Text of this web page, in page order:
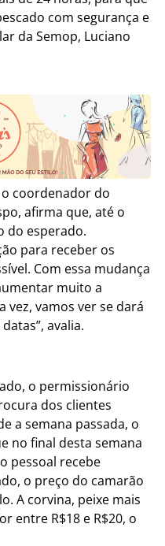
com segurança e
da Semop, Luciano
coordenador do
afirma que, até o
do esperado.
para receber os
Com essa mudança
muito a
vez, vamos ver se dará
avalia.
o permissionário
dos clientes
a semana passada, o
no final desta semana
pessoal recebe
o preço do camarão
A corvina, peixe mais
entre R$18 e R$20, o